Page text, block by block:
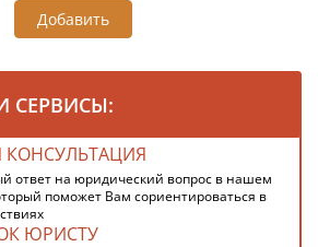
Добавить
СЕРВИСЫ:
КОНСУЛЬТАЦИЯ
ответ на юридический вопрос в нашем
поможет Вам сориентироваться в
ЮРИСТУ